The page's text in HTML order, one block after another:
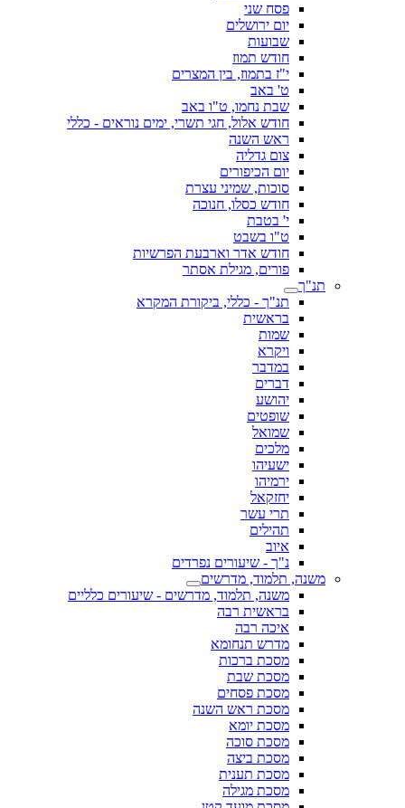
פסח שני
יום ירושלים
שבועות
חודש תמוז
י"ז בתמוז, בין המצרים
ט' באב
שבת נחמו, ט"ו באב
חודש אלול, חגי תשרי, ימים נוראים - כללי
ראש השנה
צום גדליה
יום הכיפורים
סוכות, שמיני עצרת
חודש כסלו, חנוכה
י' בטבת
ט"ו בשבט
חודש אדר וארבעת הפרשיות
פורים, מגילת אסתר
תנ"ך
תנ"ך - כללי, ביקורת המקרא
בראשית
שמות
ויקרא
במדבר
דברים
יהושע
שופטים
שמואל
מלכים
ישעיהו
ירמיהו
יחזקאל
תרי עשר
תהילים
איוב
נ"ך - שיעורים נפרדים
משנה, תלמוד, מדרשים
משנה, תלמוד, מדרשים - שיעורים כלליים
בראשית רבה
איכה רבה
מדרש תנחומא
מסכת ברכות
מסכת שבת
מסכת פסחים
מסכת ראש השנה
מסכת יומא
מסכת סוכה
מסכת ביצה
מסכת תענית
מסכת מגילה